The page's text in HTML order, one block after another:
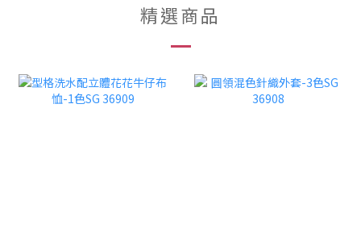
精選商品